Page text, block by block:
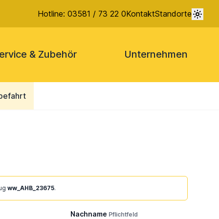
Hotline: 03581 / 73 22 0KontaktStandorte
& Zubehör Unternehmen
ww_AHB_23675.
Nachname Pflichtfeld